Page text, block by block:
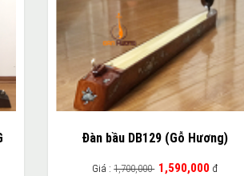
Đàn bầu DB129 (Gỗ Hương)
Giá :1,700,000 1,590,000 đ